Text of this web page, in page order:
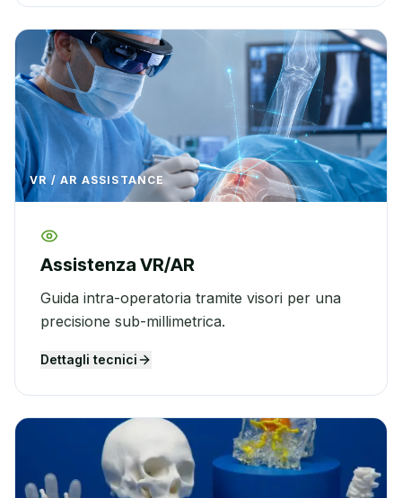
VR / AR ASSISTANCE
Assistenza VR/AR
Guida intra-operatoria tramite visori per una
precisione sub-millimetrica.
Dettagli tecnici